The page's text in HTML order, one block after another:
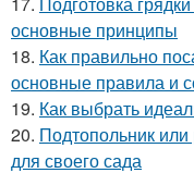
основные принципы
18. Как правильно
основные правила и
19. Как выбрать
20. Подтопольник
для своего сада